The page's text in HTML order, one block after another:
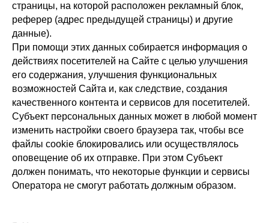
страницы, на которой расположен рекламный блок,
реферер (адрес предыдущей страницы) и другие
данные).
При помощи этих данных собирается информация о
действиях посетителей на Сайте с целью улучшения
его содержания, улучшения функциональных
возможностей Сайта и, как следствие, создания
качественного контента и сервисов для посетителей.
Субъект персональных данных может в любой момент
изменить настройки своего браузера так, чтобы все
файлы cookie блокировались или осуществлялось
оповещение об их отправке. При этом Субъект
должен понимать, что некоторые функции и сервисы
Оператора не смогут работать должным образом.